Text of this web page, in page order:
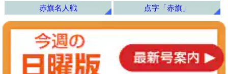
赤旗名人戦
点字「赤旗」